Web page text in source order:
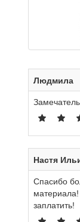
Людмила
Настя
Спасибо
заплатить!